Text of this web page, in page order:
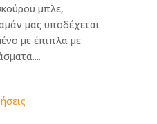
μπλε,
μας υποδέχεται
με έπιπλα με